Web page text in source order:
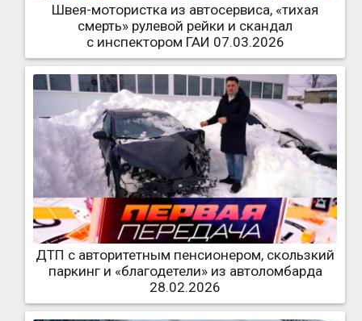
Швея-мотористка из автосервиса, «тихая
смерть» рулевой рейки и скандал
с инспектором ГАИ 07.03.2026
ДТП с авторитетным пенсионером, скользкий
паркинг и «благодетели» из автоломбарда
28.02.2026